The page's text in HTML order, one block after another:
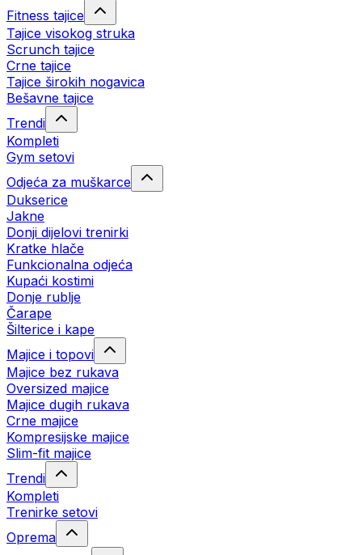
Fitness tajice
Tajice visokog struka
Scrunch tajice
Crne tajice
Tajice širokih nogavica
Bešavne tajice
Trendi
Kompleti
Gym setovi
Odjeća za muškarce
Dukserice
Jakne
Donji dijelovi trenirki
Kratke hlače
Funkcionalna odjeća
Kupaći kostimi
Donje rublje
Čarape
Šilterice i kape
Majice i topovi
Majice bez rukava
Oversized majice
Majice dugih rukava
Crne majice
Kompresijske majice
Slim-fit majice
Trendi
Kompleti
Trenirke setovi
Oprema